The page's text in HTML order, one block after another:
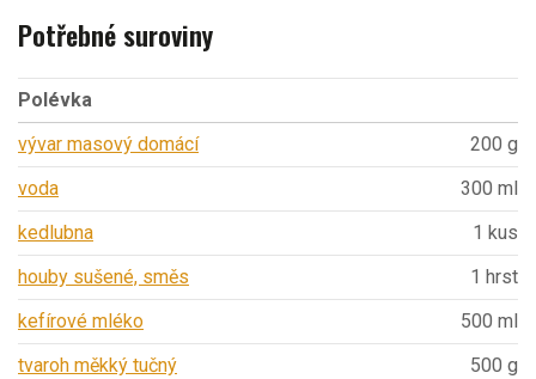
Potřebné suroviny
Polévka
vývar masový domácí
200 g
voda
300 ml
kedlubna
1 kus
houby sušené, směs
1 hrst
kefírové mléko
500 ml
tvaroh měkký tučný
500 g